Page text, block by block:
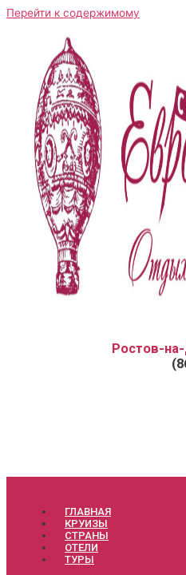
Перейти к содержимому
Ростов-
ГЛАВНАЯ
КРУИЗЫ
СТРАНЫ
ОТЕЛИ
ТУРЫ